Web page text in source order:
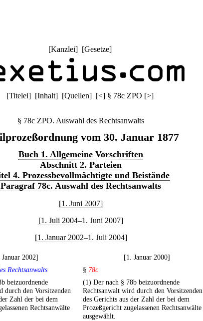
[Kanzlei] [Gesetze]
[Titelei] [Inhalt] [Quellen] [<] § 78c ZPO [>]
§ 78c ZPO. Auswahl des Rechtsanwalts
vom 30. Januar 1877
Buch 1. Allgemeine Vorschriften
Abschnitt 2. Parteien
4. Prozessbevollmächtigte und Beistände
Paragraf 78c. Auswahl des Rechtsanwalts
[1. Juni 2007]
[1. Juli 2004–1. Juni 2007]
[1. Januar 2002–1. Juli 2004]
2002]
[1. Januar 2000]
Rechtsanwalts § 78c
beizuordnende
durch den Vorsitzenden
Zahl der bei dem
Rechtsanwälte
(1) Der nach § 78b beizuordnende
Rechtsanwalt wird durch den Vorsitzenden
des Gerichts aus der Zahl der bei dem
Prozeßgericht zugelassenen Rechtsanwälte
ausgewählt.